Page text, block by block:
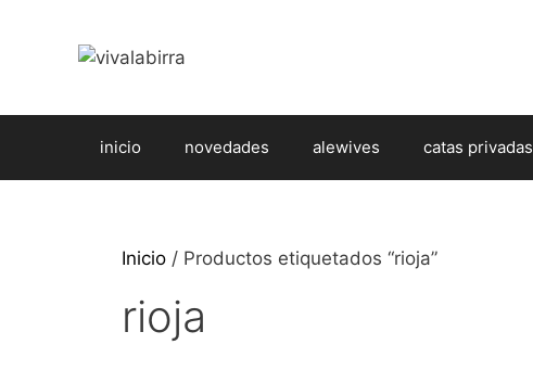
contenido
inicio novedades alewives catas privadas
Inicio / Productos etiquetados “rioja”
rioja